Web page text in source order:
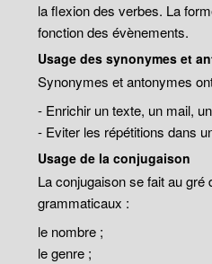
la flexion des verbes. La
fonction des évènements.
Usage des synonymes et
Synonymes et antonymes
- Enrichir un texte, un mail,
- Eviter les répétitions dans
Usage de la conjugaison
La conjugaison se fait au gré
grammaticaux :
le nombre ;
le genre ;